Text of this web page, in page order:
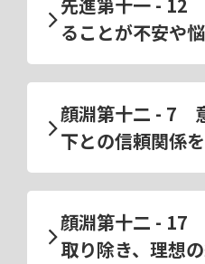
ることが不安や
顔淵第十二 - 7
下との信頼関係
顔淵第十二 - 17
取り除き、理想